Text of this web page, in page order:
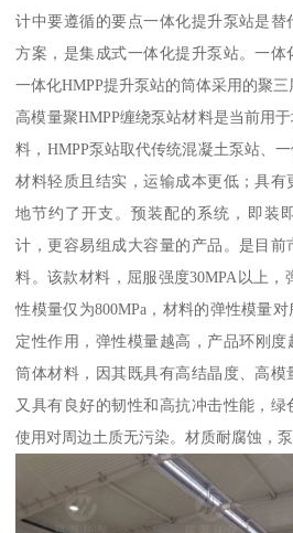
计中要遵循的要点一体化提升泵站是
方案，是集成式一体化提升泵站。一体
一体化HMPP提升泵站的筒体采用的聚三
高模量聚HMPP缠绕泵站材料是当前用
料，HMPP泵站取代传统混凝土泵站、
材料轻质且结实，运输成本更低；具
地节约了开支。预装配的系统，即装
计，更容易组成大容量的产品。是目
料。该款材料，屈服强度30MPA以上，
性模量仅为800MPa，材料的弹性模量
定性作用，弹性模量越高，产品环刚
筒体材料，因其既具有高结晶度、高模
又具有良好的韧性和高抗冲击性能，
使用对周边土质无污染。材质耐腐蚀，泵